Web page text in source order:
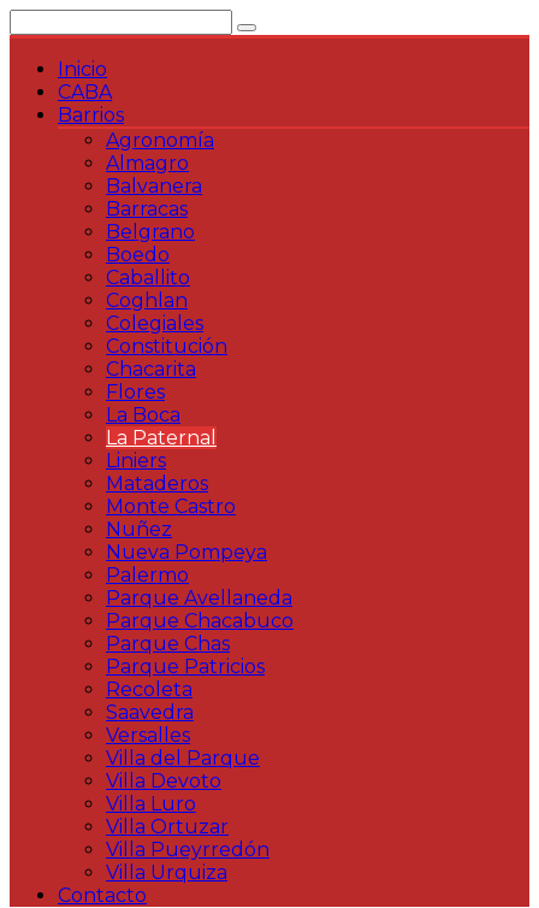
al
contenidoInicio
CABA
Barrios
Agronomía
Almagro
Balvanera
Barracas
Belgrano
Boedo
Caballito
Coghlan
Colegiales
Constitución
Chacarita
Flores
La Boca
La Paternal
Liniers
Mataderos
Monte Castro
Nuñez
Nueva Pompeya
Palermo
Parque Avellaneda
Parque Chacabuco
Parque Chas
Parque Patricios
Recoleta
Saavedra
Versalles
Villa del Parque
Villa Devoto
Villa Luro
Villa Ortuzar
Villa Pueyrredón
Villa Urquiza
Contacto